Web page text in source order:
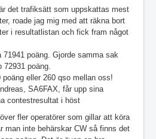
det trafiksätt som uppskattas mest
roade jag mig med att räkna bort
i resultatlistan och fick fram något
poäng. Gjorde samma sak
72931 poäng.
eller 260 qso mellan oss!
SA6FAX, får upp sina
contestresultat i höst
fler operatörer som gillar att köra
man inte behärskar CW så finns det